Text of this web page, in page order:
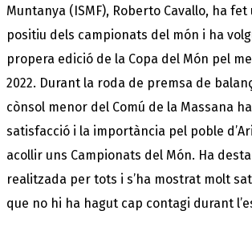
Muntanya (ISMF), Roberto Cavallo, ha
positiu dels campionats del món i ha
propera edició de la Copa del Món pel
2022. Durant la roda de premsa de
cònsol menor del Comú de la Massana
satisfacció i la importància pel poble
acollir uns Campionats del Món. Ha
realitzada per tots i s’ha mostrat molt
que no hi ha hagut cap contagi durant